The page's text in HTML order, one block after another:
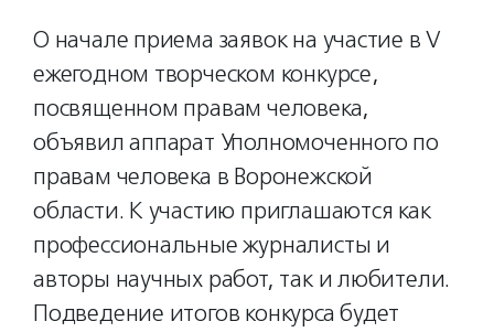
О начале приема заявок на участие в V
ежегодном творческом конкурсе,
посвященном правам человека,
объявил аппарат Уполномоченного по
правам человека в Воронежской
области. К участию приглашаются как
профессиональные журналисты и
авторы научных работ, так и любители.
Подведение итогов конкурса будет